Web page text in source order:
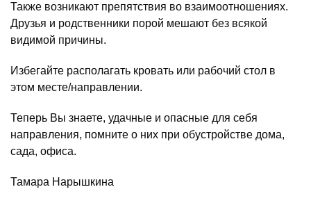
Также возникают препятствия во взаимоотношениях.
Друзья и родственники порой мешают без всякой
видимой причины.
Избегайте располагать кровать или рабочий стол в
этом месте/направлении.
Теперь Вы знаете, удачные и опасные для себя
направления, помните о них при обустройстве дома,
сада, офиса.
Тамара Нарышкина